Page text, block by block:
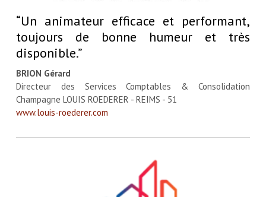
“Un animateur efficace et performant,
toujours de bonne humeur et très
disponible.”
BRION Gérard
Directeur des Services Comptables & Consolidation
Champagne LOUIS ROEDERER - REIMS - 51
www.louis-roederer.com